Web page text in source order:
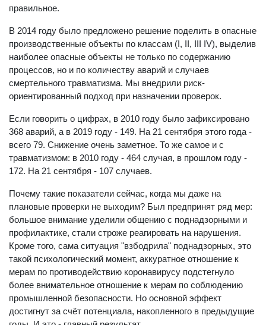
правильное.
В 2014 году было предложено решение поделить в опасные
производственные объекты по классам (I, II, III IV), выделив
наиболее опасные объекты не только по содержанию
процессов, но и по количеству аварий и случаев
смертельного травматизма. Мы внедрили риск-
ориентированный подход при назначении проверок.
Если говорить о цифрах, в 2010 году было зафиксировано
368 аварий, а в 2019 году - 149. На 21 сентября этого года -
всего 79. Снижение очень заметное. То же самое и с
травматизмом: в 2010 году - 464 случая, в прошлом году -
172. На 21 сентября - 107 случаев.
Почему такие показатели сейчас, когда мы даже на
плановые проверки не выходим? Был предпринят ряд мер:
большое внимание уделили общению с поднадзорными и
профилактике, стали строже реагировать на нарушения.
Кроме того, сама ситуация "взбодрила" поднадзорных, это
такой психологический момент, аккуратное отношение к
мерам по противодействию коронавирусу подстегнуло
более внимательное отношение к мерам по соблюдению
промышленной безопасности. Но основной эффект
достигнут за счёт потенциала, накопленного в предыдущие